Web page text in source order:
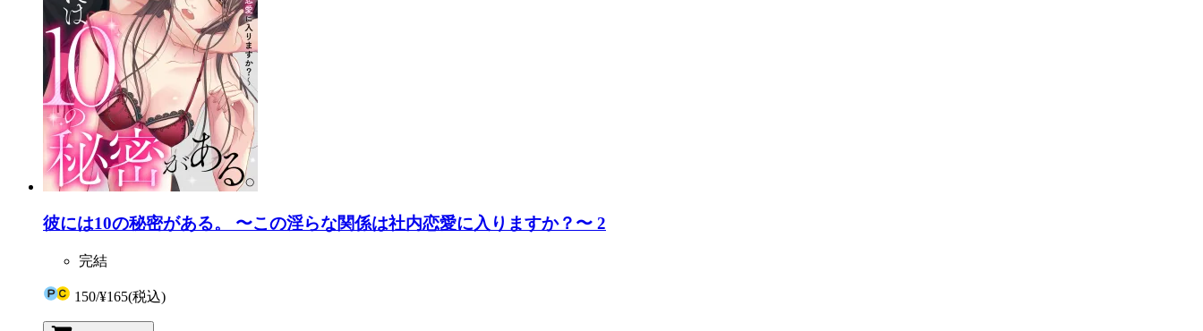
彼には10の秘密がある。 〜この淫らな関係は社内恋愛に入りますか？〜 2
完結
150/¥165(税込)